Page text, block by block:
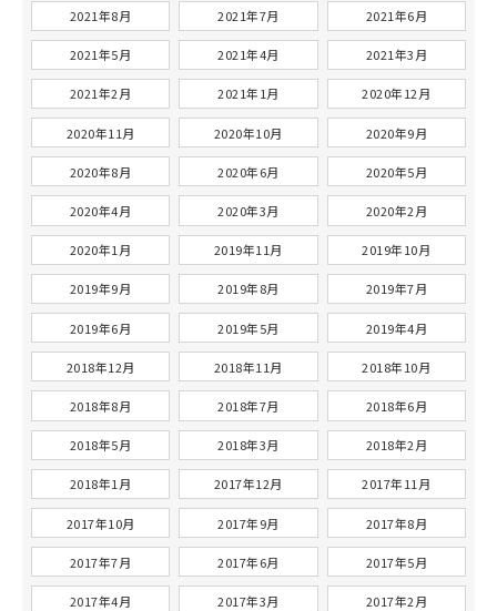
2021年8月 2021年7月 2021年6月
2021年5月 2021年4月 2021年3月
2021年2月 2021年1月 2020年12月
2020年11月 2020年10月 2020年9月
2020年8月 2020年6月 2020年5月
2020年4月 2020年3月 2020年2月
2020年1月 2019年11月 2019年10月
2019年9月 2019年8月 2019年7月
2019年6月 2019年5月 2019年4月
2018年12月 2018年11月 2018年10月
2018年8月 2018年7月 2018年6月
2018年5月 2018年3月 2018年2月
2018年1月 2017年12月 2017年11月
2017年10月 2017年9月 2017年8月
2017年7月 2017年6月 2017年5月
2017年4月 2017年3月 2017年2月